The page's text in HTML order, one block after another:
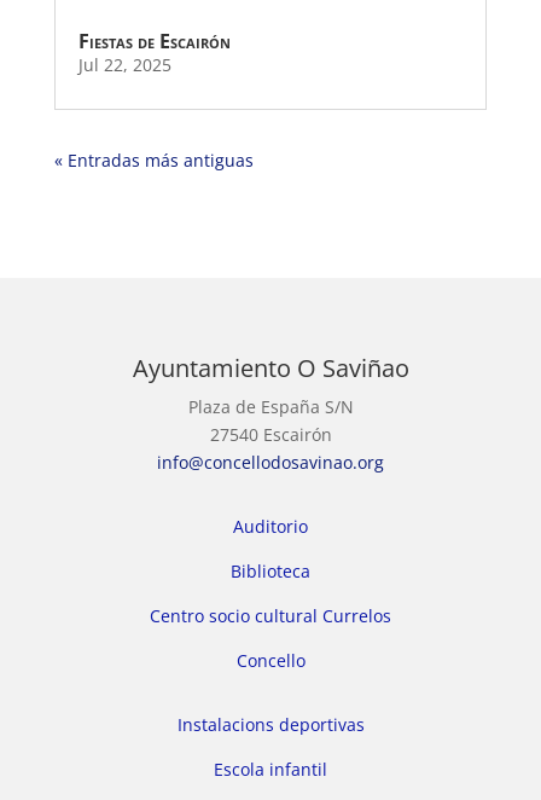
Fiestas de Escairón
Jul 22, 2025
« Entradas más antiguas
Ayuntamiento O Saviñao
Plaza de España S/N
27540 Escairón
info@concellodosavinao.org
Auditorio
Biblioteca
Centro socio cultural Currelos
Concello
Instalacions deportivas
Escola infantil